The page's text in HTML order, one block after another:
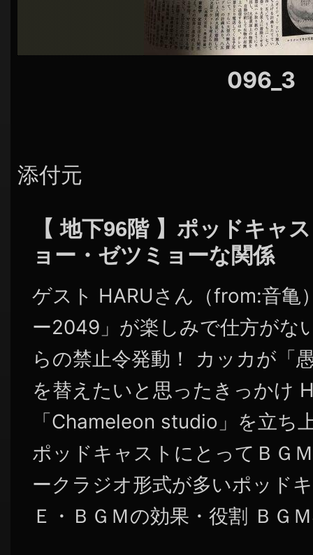
096_3
添付元
【 地下96階 】ポッドキャ
ョー・ゼツミョーな関係
ゲスト HARUさん（from:音亀
ー2049」が楽しみで仕方がな
らの禁止令発動！ カッカが「
を替えたいと思ったきっかけ
「Chameleon studio」を立ち
ポッドキャストにとってＢＧ
ークラジオ形式が多いポッド
Ｅ・ＢＧＭの効果・役割 ＢＧ